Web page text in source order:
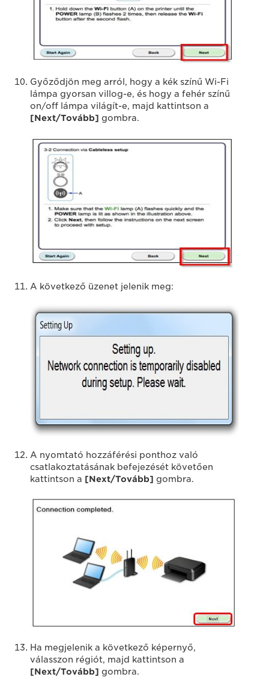
Győződjön meg arról, hogy a kék színű Wi-Fi
lámpa gyorsan villog-e, és hogy a fehér színű
on/off lámpa világít-e, majd kattintson a
[Next/Tovább] gombra.
A következő üzenet jelenik meg:
A nyomtató hozzáférési ponthoz való
csatlakoztatásának befejezését követően
kattintson a [Next/Tovább] gombra.
Ha megjelenik a következő képernyő,
válasszon régiót, majd kattintson a
[Next/Tovább] gombra.